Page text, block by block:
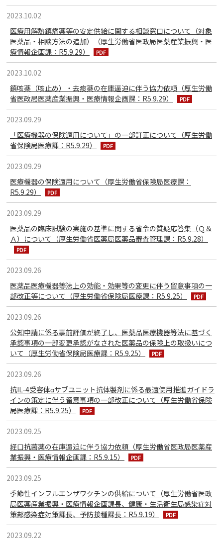
2023.10.02
医療用解熱鎮痛薬等の安定供給に関する相談窓口について（対象
医薬品・相談方法の追加）（厚生労働省医政局医薬産業振興・医
療情報企画課：R5.9.29）
2023.10.02
鎮咳薬（咳止め）・去痰薬の在庫逼迫に伴う協力依頼（厚生労働
省医政局医薬産業振興・医療情報企画課：R5.9.29）
2023.09.29
「医療機器の保険適用について」の一部訂正について（厚生労働
省保険局医療課：R5.9.29）
2023.09.29
医療機器の保険適用について（厚生労働省保険局医療課：
R5.9.29）
2023.09.29
医薬品の臨床試験の実施の基準に関する省令の質疑応答集（Ｑ＆
Ａ）について（厚生労働省医薬局医薬品審査管理課：R5.9.28）
2023.09.26
医薬品医療機器等法上の効能・効果等の変更に伴う留意事項の一
部改正等について（厚生労働省保険局医療課：R5.9.25）
2023.09.26
公知申請に係る事前評価が終了し、医薬品医療機器等法に基づく
承認事項の一部変更承認がなされた医薬品の保険上の取扱いにつ
いて（厚生労働省保険局医療課：R5.9.25）
2023.09.26
抗IL-4受容体αサブユニット抗体製剤に係る最適使用推進ガイドラ
インの策定に伴う留意事項の一部改正について（厚生労働省保険
局医療課：R5.9.25）
2023.09.25
経口抗菌薬の在庫逼迫に伴う協力依頼（厚生労働省医政局医薬産
業振興・医療情報企画課：R5.9.15）
2023.09.25
季節性インフルエンザワクチンの供給について（厚生労働省医政
局医薬産業振興・医療情報企画課長、健康・生活衛生局感染症対
策部感染症対策課長、予防接種課長：R5.9.19）
2023.09.22